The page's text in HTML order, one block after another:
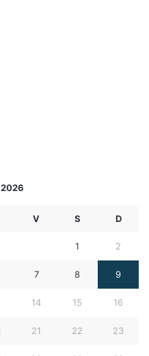
V S D
1 2
7 8 9
14 15 16
21 22 23